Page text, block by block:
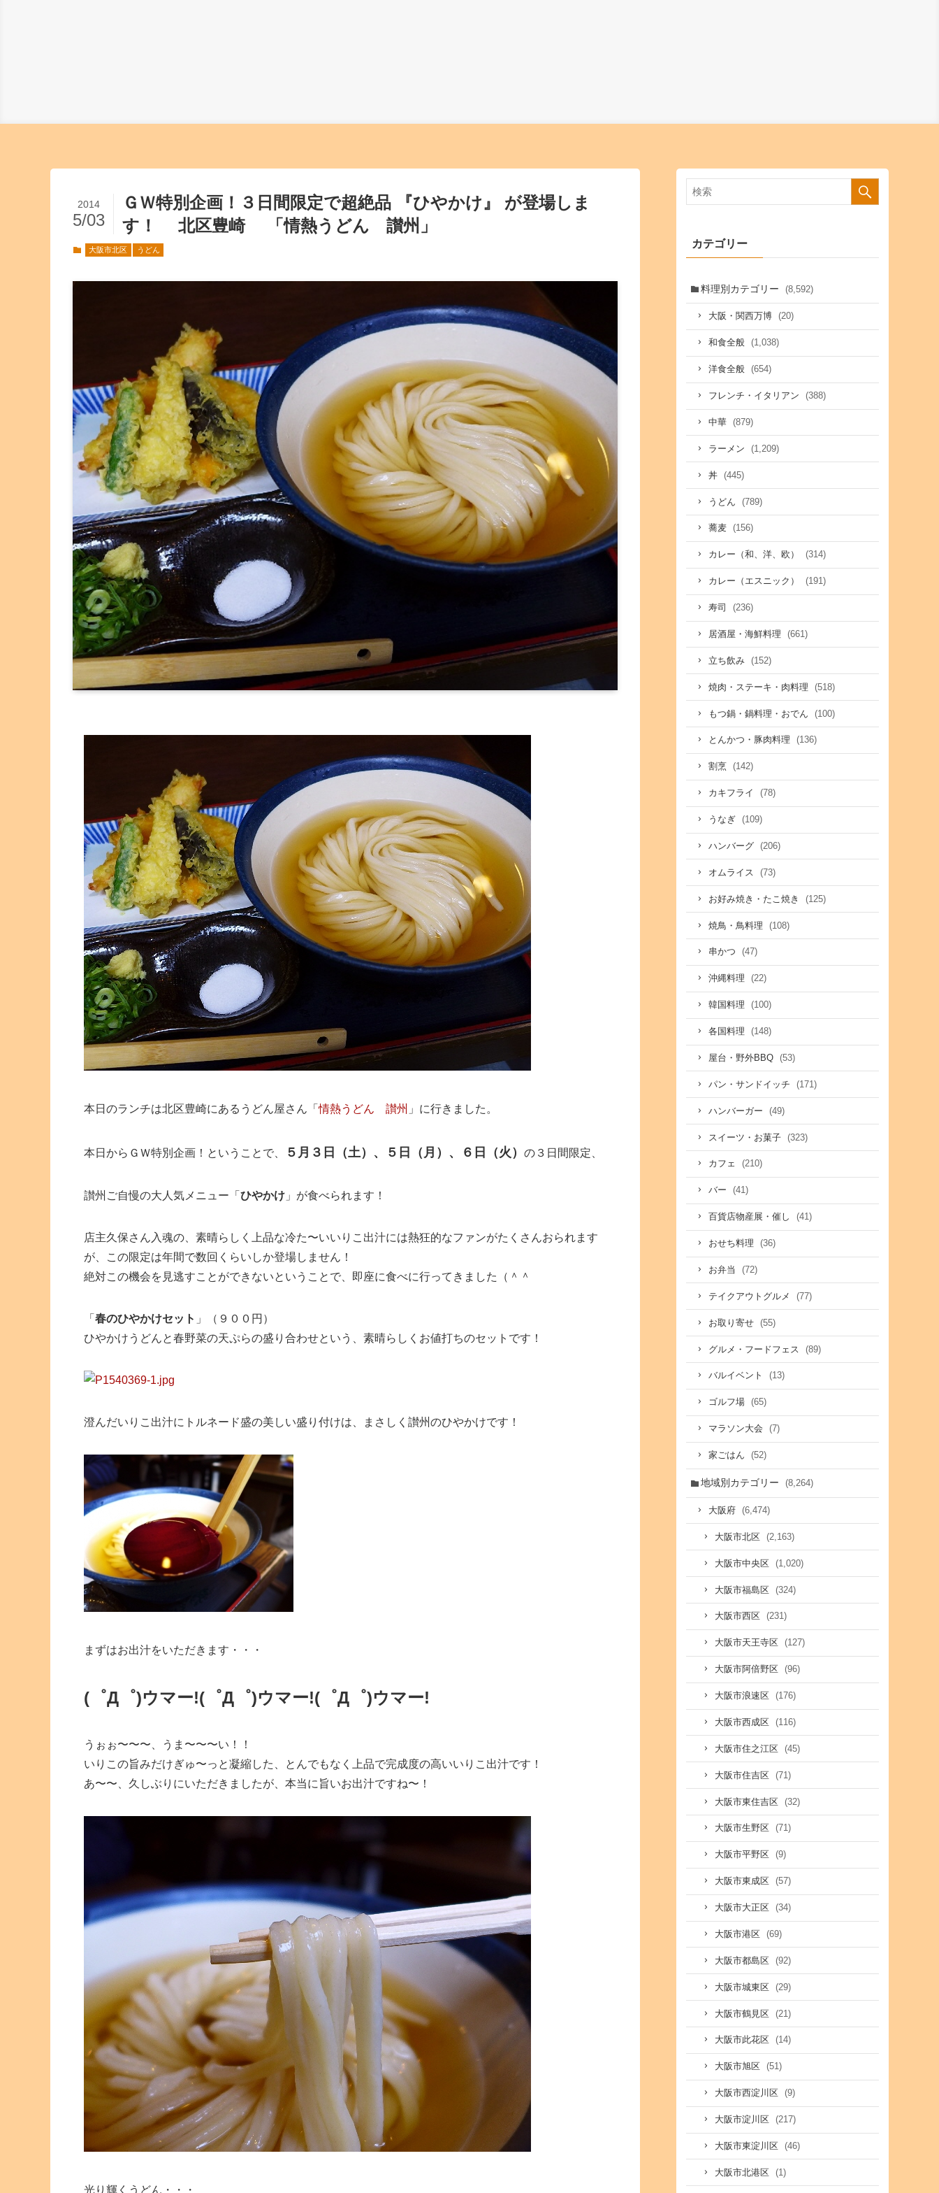
ＧＷ特別企画！３日間限定で超絶品 『ひやかけ』 が登場しま
す！ 北区豊崎 「情熱うどん 讃州」
2014
5/03
大阪市北区 うどん
本日のランチは北区豊崎にあるうどん屋さん「情熱うどん 讃州 」に行きました。
本日からＧＷ特別企画！ということで、 ５月３日（土）、５日（月）、６日（火） の３日間限定、
讃州ご自慢の大人気メニュー「 ひやかけ 」が食べられます！
店主久保さん入魂の、素晴らしく上品な冷た〜いいりこ出汁には熱狂的なファンがたくさんおられます
が、この限定は年間で数回くらいしか登場しません！
絶対この機会を見逃すことができないということで、即座に食べに行ってきました（＾＾
「 春のひやかけセット 」（９００円）
ひやかけうどんと春野菜の天ぷらの盛り合わせという、素晴らしくお値打ちのセットです！
澄んだいりこ出汁にトルネード盛の美しい盛り付けは、まさしく讃州のひやかけです！
まずはお出汁をいただきます・・・
(゜Д゜)ウマー!(゜Д゜)ウマー!(゜Д゜)ウマー!
うぉぉ〜〜〜、うま〜〜〜い！！
いりこの旨みだけぎゅ〜っと凝縮した、とんでもなく上品で完成度の高いいりこ出汁です！
あ〜〜、久しぶりにいただきましたが、本当に旨いお出汁ですね〜！
光り輝くうどん・・・
カテゴリー
料理別カテゴリー (8,592)
大阪・関西万博 (20)
和食全般 (1,038)
洋食全般 (654)
フレンチ・イタリアン (388)
中華 (879)
ラーメン (1,209)
丼 (445)
うどん (789)
蕎麦 (156)
カレー（和、洋、欧） (314)
カレー（エスニック） (191)
寿司 (236)
居酒屋・海鮮料理 (661)
立ち飲み (152)
焼肉・ステーキ・肉料理 (518)
もつ鍋・鍋料理・おでん (100)
とんかつ・豚肉料理 (136)
割烹 (142)
カキフライ (78)
うなぎ (109)
ハンバーグ (206)
オムライス (73)
お好み焼き・たこ焼き (125)
焼鳥・鳥料理 (108)
串かつ (47)
沖縄料理 (22)
韓国料理 (100)
各国料理 (148)
屋台・野外BBQ (53)
パン・サンドイッチ (171)
ハンバーガー (49)
スイーツ・お菓子 (323)
カフェ (210)
バー (41)
百貨店物産展・催し (41)
おせち料理 (36)
お弁当 (72)
テイクアウトグルメ (77)
お取り寄せ (55)
グルメ・フードフェス (89)
バルイベント (13)
ゴルフ場 (65)
マラソン大会 (7)
家ごはん (52)
地域別カテゴリー (8,264)
大阪府 (6,474)
大阪市北区 (2,163)
大阪市中央区 (1,020)
大阪市福島区 (324)
大阪市西区 (231)
大阪市天王寺区 (127)
大阪市阿倍野区 (96)
大阪市浪速区 (176)
大阪市西成区 (116)
大阪市住之江区 (45)
大阪市住吉区 (71)
大阪市東住吉区 (32)
大阪市生野区 (71)
大阪市平野区 (9)
大阪市東成区 (57)
大阪市大正区 (34)
大阪市港区 (69)
大阪市都島区 (92)
大阪市城東区 (29)
大阪市鶴見区 (21)
大阪市此花区 (14)
大阪市旭区 (51)
大阪市西淀川区 (9)
大阪市淀川区 (217)
大阪市東淀川区 (46)
大阪市北港区 (1)